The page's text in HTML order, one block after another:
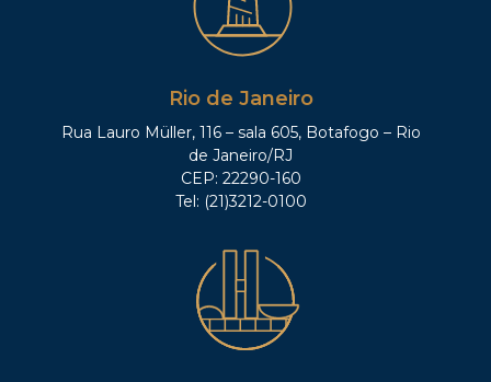
Rio de Janeiro
Rua Lauro Müller, 116 – sala 605, Botafogo – Rio
de Janeiro/RJ
CEP: 22290-160
Tel: (21)3212-0100